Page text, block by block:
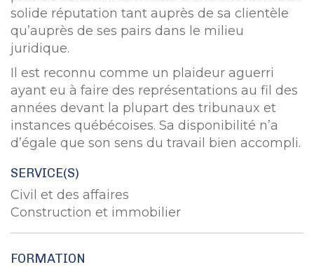
solide réputation tant auprès de sa clientèle
qu’auprès de ses pairs dans le milieu
juridique.
Il est reconnu comme un plaideur aguerri
ayant eu à faire des représentations au fil des
années devant la plupart des tribunaux et
instances québécoises. Sa disponibilité n’a
d’égale que son sens du travail bien accompli.
SERVICE(S)
Civil et des affaires
Construction et immobilier
FORMATION